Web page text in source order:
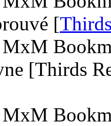
[
[Thirds